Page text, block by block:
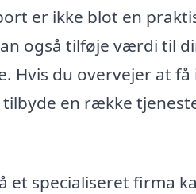
er ikke blot en
også tilføje værdi til
Hvis du overvejer at
en række
et specialiseret firma